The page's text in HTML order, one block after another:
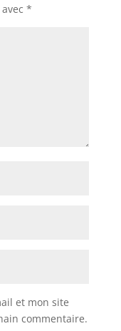
*
et mon site
commentaire.